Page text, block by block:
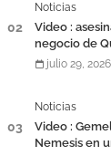
Noticias
Video :
negocio de
julio 29, 2026
Noticias
Video :
Nemesis en